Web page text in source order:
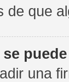
de que
una